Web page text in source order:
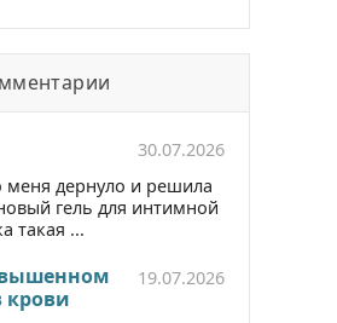
30.07.2026
меня дернуло и решила
гель для интимной
такая ...
крови
19.07.2026